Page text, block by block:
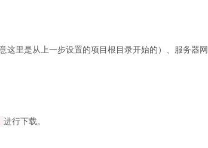
这里是从上一步设置的项目根目录开始的）、服务器网
进行下载。